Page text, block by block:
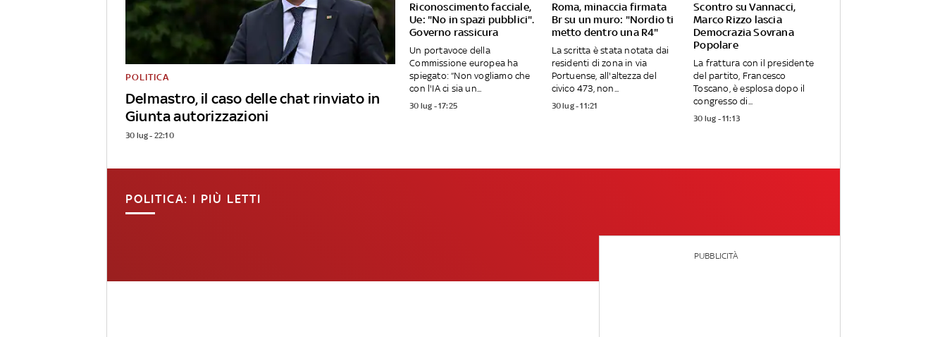
Delmastro, il caso delle chat rinviato in
Giunta autorizzazioni
POLITICA
30 lug - 22:10
Riconoscimento facciale,
Ue: "No in spazi pubblici".
Governo rassicura
Un portavoce della
Commissione europea ha
spiegato: “Non vogliamo che
con l'IA ci sia un...
30 lug - 17:25
Roma, minaccia firmata
Br su un muro: "Nordio ti
metto dentro una R4"
La scritta è stata notata dai
residenti di zona in via
Portuense, all'altezza del
civico 473, non...
30 lug - 11:21
Scontro su Vannacci,
Marco Rizzo lascia
Democrazia Sovrana
Popolare
La frattura con il presidente
del partito, Francesco
Toscano, è esplosa dopo il
congresso di...
30 lug - 11:13
POLITICA: I PIÙ LETTI
PUBBLICITÀ